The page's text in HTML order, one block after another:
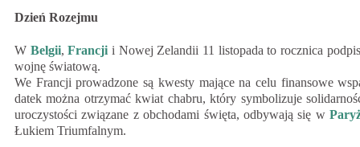
Dzień Rozejmu
W Belgii,Francji i Nowej Zelandii 11 listopada to rocznica
wojnę światową.
We Francji prowadzone są kwesty mające na celu finansowe
datek można otrzymać kwiat chabru, który symbolizuje
uroczystości związane z obchodami święta, odbywają się w
Łukiem Triumfalnym.